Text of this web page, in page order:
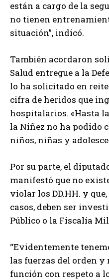
están a cargo de la
no tienen
situación”, indicó.
También acordaron
Salud entregue a la
lo ha solicitado en
cifra de heridos que
hospitalarios. «Hasta
la Niñez no ha podido
niños, niñas y
Por su parte, el
manifestó que no
violar los DD.HH. y
casos, deben ser
Público o la Fiscalía
“Evidentemente
las fuerzas del orden
función con respeto a